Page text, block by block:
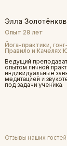
Элла
Ведущий
опытом личной
индивидуальные
медитацией и
под задачи ученика.
Йога-практики,
Правило и Качелях
Опыт 28 лет
Отзывы наших гостей